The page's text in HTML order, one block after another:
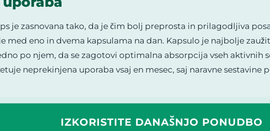
je zasnovana tako, da je čim bolj preprosta in prilagodljiva
med eno in dvema kapsulama na dan. Kapsulo je najbolje
po njem, da se zagotovi optimalna absorpcija vseh aktivnih
neprekinjena uporaba vsaj en mesec, saj naravne sestavine
IZKORISTITE DANAŠNJO PONUDBO